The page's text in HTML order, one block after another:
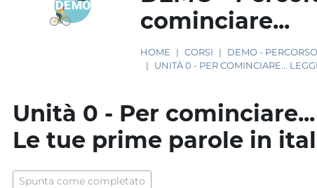
cominciare...
HOME CORSI DEMO -
UNITÀ 0 - PER COMINCIARE...
Unità 0 - Per
Le tue prime parole in
Spunta come completato